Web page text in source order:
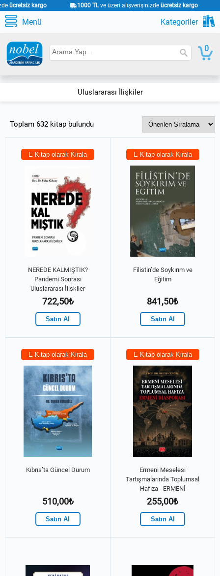
ücretsiz kargo 1000 TLve üzeri alışverişinizdeücretsiz kargo
Menü Kategoriler
0
Uluslararası İlişkiler
Toplam 632 kitap bulundu
E-Kitap olarak Kirala
NEREDE KALMIŞTIK?
Pandemi Sonrası
Uluslararası İlişkiler
722,50₺
Satın Al
E-Kitap olarak Kirala
Filistin’de Soykırım ve
Eğitim
841,50₺
Satın Al
E-Kitap olarak Kirala
Kıbrıs’ta Güncel Durum
510,00₺
Satın Al
E-Kitap olarak Kirala
Ermeni Meselesi
Tartışmalarında Toplumsal
Hafıza - ERMENİ
DİASPORASI
255,00₺
Satın Al